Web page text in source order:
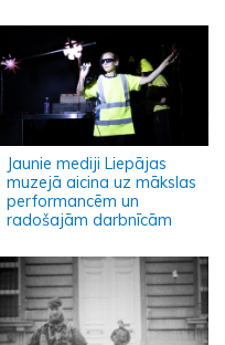
Jaunie mediji Liepājas
muzejā aicina uz mākslas
performancēm un
radošajām darbnīcām